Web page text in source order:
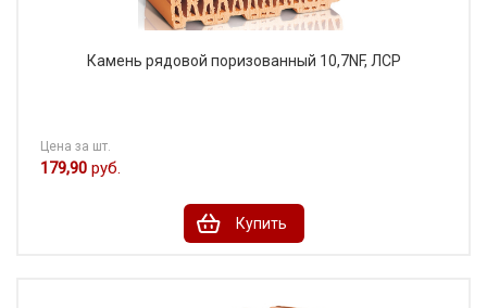
Камень рядовой поризованный 10,7NF, ЛСР
Цена за шт.
179,90 руб.
Купить